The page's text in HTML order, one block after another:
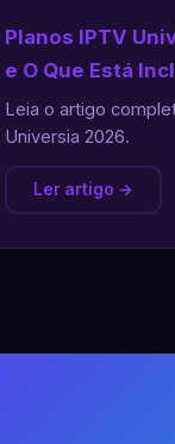
Planos IPTV
e O Que Está
Leia o artigo
Universia 2026.
Ler artigo →